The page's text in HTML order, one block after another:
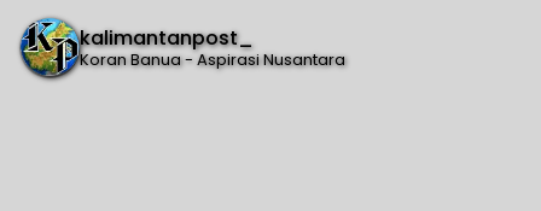
kalimantanpost_
Koran Banua - Aspirasi Nusantara